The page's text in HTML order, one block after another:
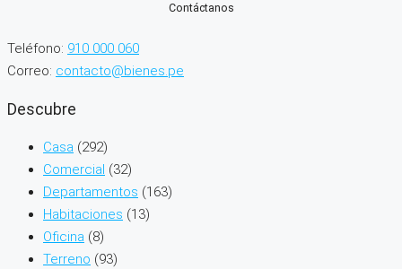
Contáctanos
Teléfono: 910 000 060
Correo: contacto@bienes.pe
Descubre
Casa (292)
Comercial (32)
Departamentos (163)
Habitaciones (13)
Oficina (8)
Terreno (93)